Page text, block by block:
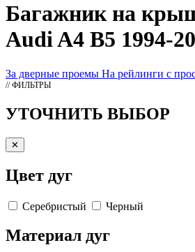
Багажникна
Audi A4 B5 1994-
За дверные проемы На рейлинги с
// ФИЛЬТРЫ
УТОЧНИТЬ ВЫБОР
✕
Цвет дуг
Серебристый Черный
Материал дуг